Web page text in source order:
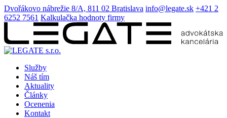
Dvořákovo nábrežie 8/A, 811 02 Bratislava info@legate.sk +421 2
6252 7561 Kalkulačka hodnoty firmy
Služby
Náš tím
Aktuality
Články
Ocenenia
Kontakt